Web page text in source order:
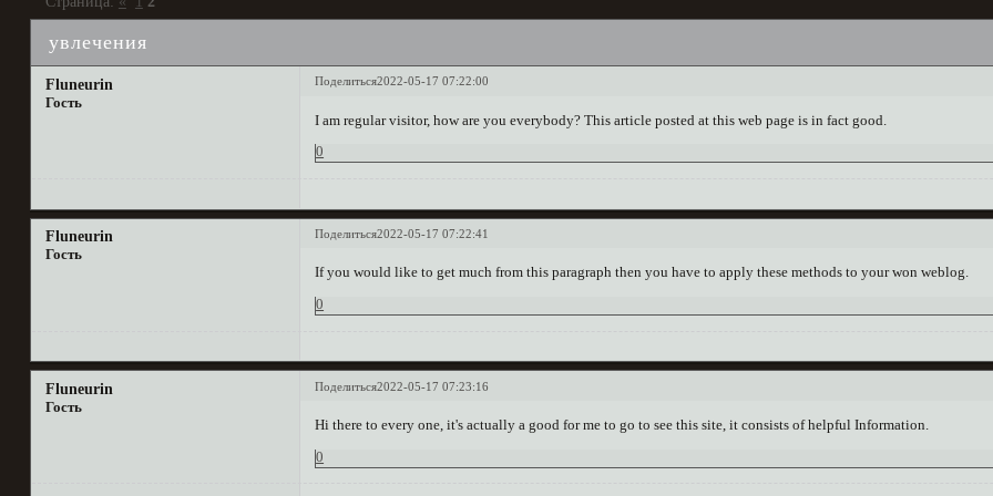
увлечения
Поделиться2022-05-17 07:22:00
Fluneurin
Гость
I am regular visitor, how are you everybody? This article posted at this web page is in fact good.
0
Поделиться2022-05-17 07:22:41
Fluneurin
Гость
If you would like to get much from this paragraph then you have to apply these methods to your won weblog.
0
Поделиться2022-05-17 07:23:16
Fluneurin
Гость
Hi there to every one, it's actually a good for me to go to see this site, it consists of helpful Information.
0